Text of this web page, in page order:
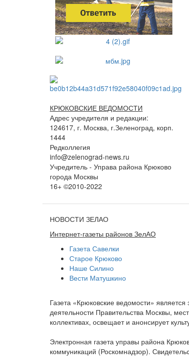
КРЮКОВСКИЕ ВЕДОМОСТИ
Адрес учредителя и редакции:
124617, г. Москва, г.Зеленоград, корп.
1444
Редколлегия
info@zelenograd-news.ru
Учредитель - Управа района Крюково
города Москвы
16+ ©2010-2022
НОВОСТИ ЗЕЛАО
Интернет-газеты районов ЗелАО
Газета Савелки
Старое Крюково
Наше Силино
Вести Матушкино
Газета «Крюковские ведомости»
деятельности Правительства Москвы,
коллективах, освещает и анонсирует
Электронная газета управы района
коммуникаций (Роскомнадзор).